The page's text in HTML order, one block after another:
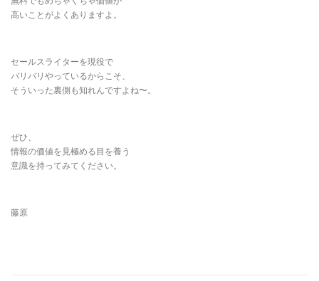
高いことがよくありますよ。
セールスライターを現役で
バリバリやっているからこそ、
そういった裏側も知れんですよね〜。
ぜひ、
情報の価値を見極める目を養う
意識を持ってみてください。
藤原